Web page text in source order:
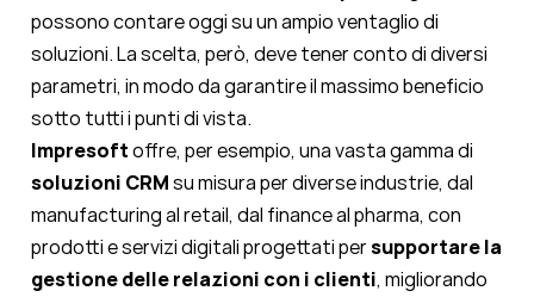
possono contare oggi su un ampio ventaglio di
soluzioni. La scelta, però, deve tener conto di diversi
parametri, in modo da garantire il massimo beneficio
sotto tutti i punti di vista.
Impresoftoffre, per esempio, una vasta gamma di
soluzioni CRMsu misura per diverse industrie, dal
manufacturing al retail, dal finance al pharma, con
prodotti e servizi digitali progettati persupportare la
gestione delle relazioni con i clienti, migliorando